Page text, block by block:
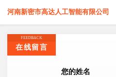
河南新密市高达人工智能有限公司
FEEDBACK
在线留言
您的姓名